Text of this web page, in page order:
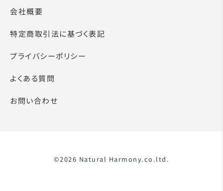
会社概要
特定商取引法に基づく表記
プライバシーポリシー
よくある質問
お問い合わせ
©2026 Natural Harmony.co.ltd.